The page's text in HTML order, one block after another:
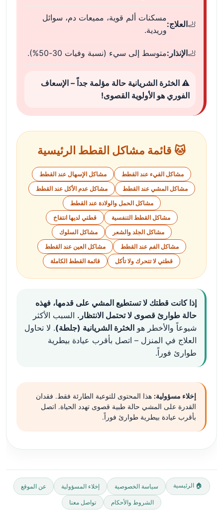
العلاج:
مسكنات ألم قوية، مميعات دم، سوائل
وريدية.
الإنذار:متوسط إلى سيء (نسبة وفيات 30-50%).
⚠️ الخثرة الشريانية حالة مؤلمة جداً – الإسعاف
الفوري هو الأولوية القصوى!
🐱 قائمة مشاكل القطط الرئيسية
مشاكل القيء عند القطط
مشاكل الإسهال عند القطط
مشاكل المشي عند القطط
مشاكل عدم الأكل عند القطط
مشاكل الحمل والولادة عند القطط
مشاكل القطط التنفسية
قطتي لديها انتفاخ
مشاكل الجلد والشعر
مشاكل السلوك
مشاكل الفم عند القطط
مشاكل العين عند القطط
قطتي لا تتحرك ولا تأكل
قائمة القطط الكاملة
إذا كانت قطتك لا تستطيع المشي على قدمها، فهذه
حالة طوارئ قصوى لا تحتمل الانتظار. السبب الأكثر
شيوعاً والأخطر هو الخثرة الشريانية (جلطة). لا تحاول
العلاج في المنزل – اتصل بأقرب عيادة بيطرية
طوارئ فوراً.
إخلاء مسؤولية: هذا المحتوى للتوعية الطارئة فقط. فقدان
القدرة على المشي حالة طبية قصوى تهدد الحياة. اتصل
بأقرب عيادة بيطرية طوارئ فوراً.
🏠 الرئيسية سياسة الخصوصية إخلاء المسؤولية عن الموقع
الشروط والأحكام تواصل معنا